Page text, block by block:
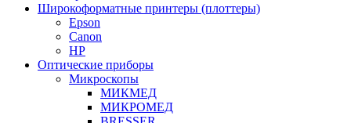
Широкоформатные принтеры (плоттеры)
Epson
Canon
HP
Оптические приборы
Микроскопы
МИКМЕД
МИКРОМЕД